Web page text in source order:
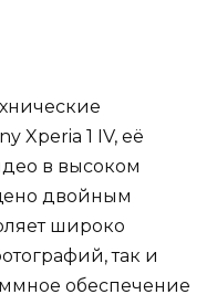
Xperia 1 IV, её
в высоком
двойным
широко
так и
обеспечение